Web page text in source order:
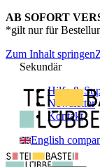
AB SOFORT
*gilt nur für
Zum Inhalt springen
Sekundär
Hilfe &
Newsletter
Kontakt
English